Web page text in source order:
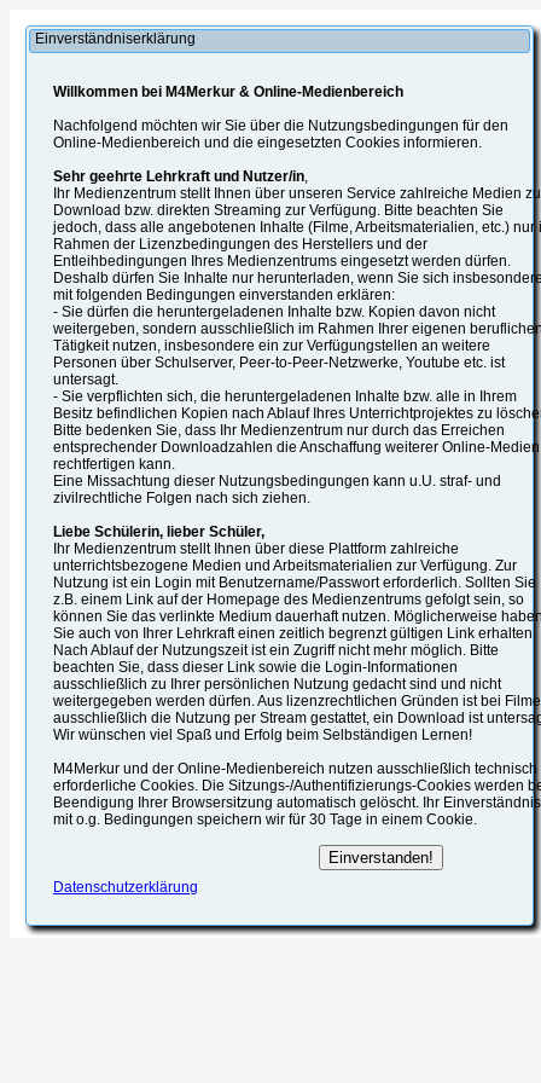
Einverständniserklärung
Willkommen bei M4Merkur & Online-Medienbereich
Nachfolgend möchten wir Sie über die Nutzungsbedingungen für den
Online-Medienbereich und die eingesetzten Cookies informieren.
Sehr geehrte Lehrkraft und Nutzer/in,
Ihr Medienzentrum stellt Ihnen über unseren Service zahlreiche Medien
Download bzw. direkten Streaming zur Verfügung. Bitte beachten Sie
jedoch, dass alle angebotenen Inhalte (Filme, Arbeitsmaterialien, etc.) nur
Rahmen der Lizenzbedingungen des Herstellers und der
Entleihbedingungen Ihres Medienzentrums eingesetzt werden dürfen.
Deshalb dürfen Sie Inhalte nur herunterladen, wenn Sie sich
mit folgenden Bedingungen einverstanden erklären:
- Sie dürfen die heruntergeladenen Inhalte bzw. Kopien davon nicht
weitergeben, sondern ausschließlich im Rahmen Ihrer eigenen
Tätigkeit nutzen, insbesondere ein zur Verfügungstellen an weitere
Personen über Schulserver, Peer-to-Peer-Netzwerke, Youtube etc. ist
untersagt.
- Sie verpflichten sich, die heruntergeladenen Inhalte bzw. alle in Ihrem
Besitz befindlichen Kopien nach Ablauf Ihres Unterrichtprojektes zu
Bitte bedenken Sie, dass Ihr Medienzentrum nur durch das Erreichen
entsprechender Downloadzahlen die Anschaffung weiterer Online-Medien
rechtfertigen kann.
Eine Missachtung dieser Nutzungsbedingungen kann u.U. straf- und
zivilrechtliche Folgen nach sich ziehen.
Liebe Schülerin, lieber Schüler,
Ihr Medienzentrum stellt Ihnen über diese Plattform zahlreiche
unterrichtsbezogene Medien und Arbeitsmaterialien zur Verfügung. Zur
Nutzung ist ein Login mit Benutzername/Passwort erforderlich. Sollten Sie
z.B. einem Link auf der Homepage des Medienzentrums gefolgt sein, so
können Sie das verlinkte Medium dauerhaft nutzen. Möglicherweise
Sie auch von Ihrer Lehrkraft einen zeitlich begrenzt gültigen Link erhalten.
Nach Ablauf der Nutzungszeit ist ein Zugriff nicht mehr möglich. Bitte
beachten Sie, dass dieser Link sowie die Login-Informationen
ausschließlich zu Ihrer persönlichen Nutzung gedacht sind und nicht
weitergegeben werden dürfen. Aus lizenzrechtlichen Gründen ist bei
ausschließlich die Nutzung per Stream gestattet, ein Download ist
Wir wünschen viel Spaß und Erfolg beim Selbständigen Lernen!
M4Merkur und der Online-Medienbereich nutzen ausschließlich technisch
erforderliche Cookies. Die Sitzungs-/Authentifizierungs-Cookies werden
Beendigung Ihrer Browsersitzung automatisch gelöscht. Ihr Einverständnis
mit o.g. Bedingungen speichern wir für 30 Tage in einem Cookie.
Datenschutzerklärung